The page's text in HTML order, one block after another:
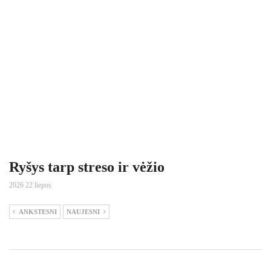
Ryšys tarp streso ir vėžio
2026 22 liepos
ANKSTESNI NAUJESNI